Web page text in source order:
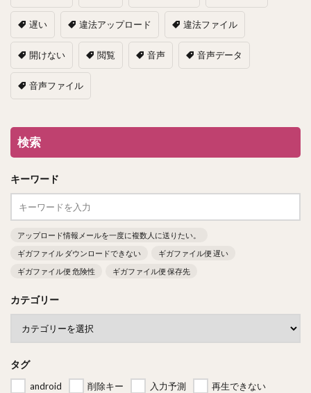
遅い 違法アップロード 違法ファイル
開けない 閲覧 音声 音声データ
音声ファイル
検索
キーワード
アップロード情報メールを一度に複数人に送りたい。
ギガファイル ダウンロードできない
ギガファイル便 遅い
ギガファイル便 危険性
ギガファイル便 保存先
カテゴリー
タグ
android 削除キー 入力予測
再生できない